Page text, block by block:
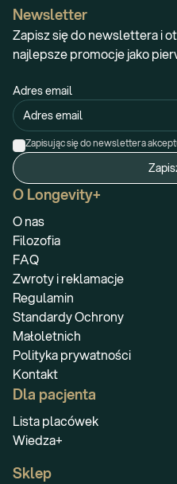
O Longevity+
O nas
Filozofia
FAQ
Zwroty i reklamacje
Regulamin
Standardy Ochrony
Małoletnich
Polityka prywatności
Kontakt
Dla pacjenta
Lista placówek
Wiedza+
Sklep
Newsletter
Zapisz się do newslettera i
najlepsze promocje jako
Adres email
Zapisując się do newslettera